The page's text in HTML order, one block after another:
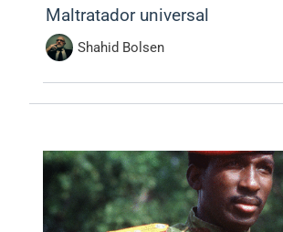
Maltratador universal
Shahid Bolsen